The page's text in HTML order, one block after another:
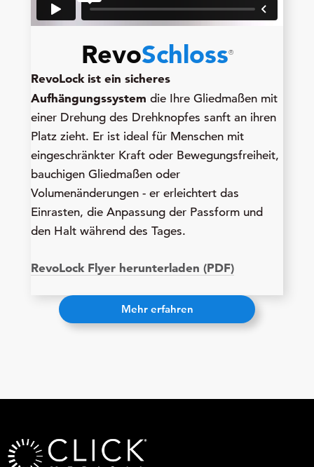
RevoSchloss®
RevoLock ist ein sicheres
Aufhängungssystem die Ihre Gliedmaßen mit
einer Drehung des Drehknopfes sanft an ihren
Platz zieht. Er ist ideal für Menschen mit
eingeschränkter Kraft oder Bewegungsfreiheit,
bauchigen Gliedmaßen oder
Volumenänderungen - er erleichtert das
Einrasten, die Anpassung der Passform und
den Halt während des Tages.
RevoLock Flyer herunterladen (PDF)
Mehr erfahren